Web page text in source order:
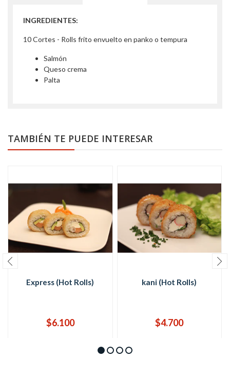
INGREDIENTES:
10 Cortes - Rolls frito envuelto en panko o tempura
Salmón
Queso crema
Palta
TAMBIÉN TE PUEDE INTERESAR
Express (Hot Rolls)
$6.100
kani (Hot Rolls)
$4.700